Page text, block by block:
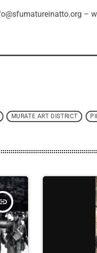
–
MURATE ART DISTRICT